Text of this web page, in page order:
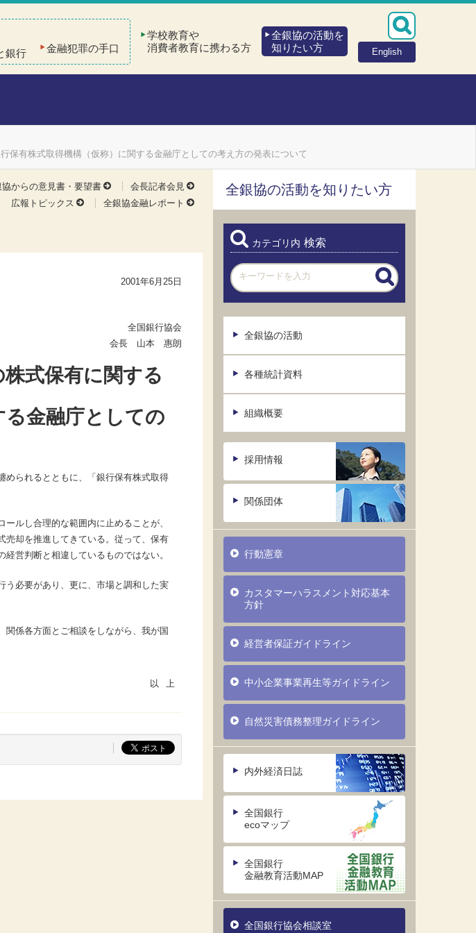
English
銀行 金融犯罪の手口
学校教育や
消費者教育に携わる方
全銀協の活動を
知りたい方
保有株式取得機構（仮称）に関する金融庁としての考え方の発表について
協からの意見書・要望書
会長記者会見
広報トピックス
全銀協金融レポート
2001年6月25日
全国銀行協会
会長 山本 惠朗
式保有に関する
る金融庁としての
められるとともに、「銀行保有株式取得
ルし合理的な範囲内に止めることが、
売却を推進してきている。従って、保有
営判断と相違しているものではない。
う必要があり、更に、市場と調和した実
係各方面とご相談をしながら、我が国
全銀協の活動を知りたい方
カテゴリ内 検索
全銀協の活動
各種統計資料
組織概要
採用情報
関係団体
行動憲章
カスタマーハラスメント対応基本
方針
経営者保証ガイドライン
中小企業事業再生等ガイドライン
自然災害債務整理ガイドライン
内外経済日誌
全国銀行
ecoマップ
全国銀行
金融教育活動MAP
全国銀行協会相談室